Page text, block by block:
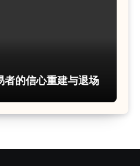
者的信心重建与退场